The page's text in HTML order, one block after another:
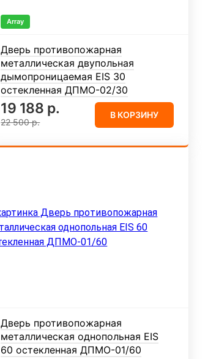
Array
Дверь противопожарная
металлическая двупольная
дымопроницаемая EIS 30
остекленная ДПМО-02/30
19 188 р.
22 500 р.
В КОРЗИНУ
Дверь противопожарная
металлическая однопольная EIS
60 остекленная ДПМО-01/60